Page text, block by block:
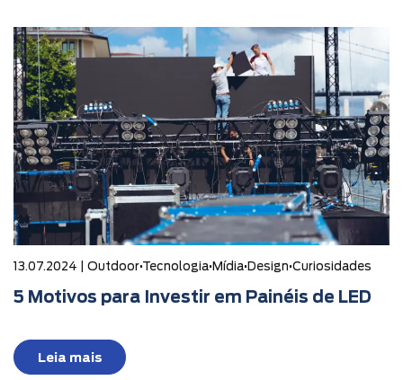
13.07.2024 | Outdoor•Tecnologia• Mídia• Design•Curiosidades
5 Motivos para Investir em Painéis de LED
Leia mais